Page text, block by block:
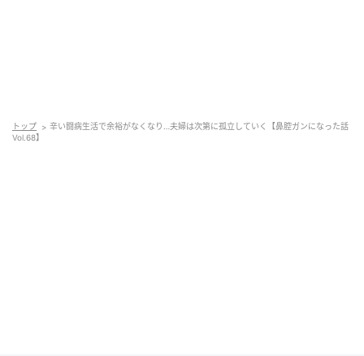
トップ
辛い闘病生活で余裕がなくなり…夫婦は次第に孤立していく【鼻腔ガンになった話
Vol.68】